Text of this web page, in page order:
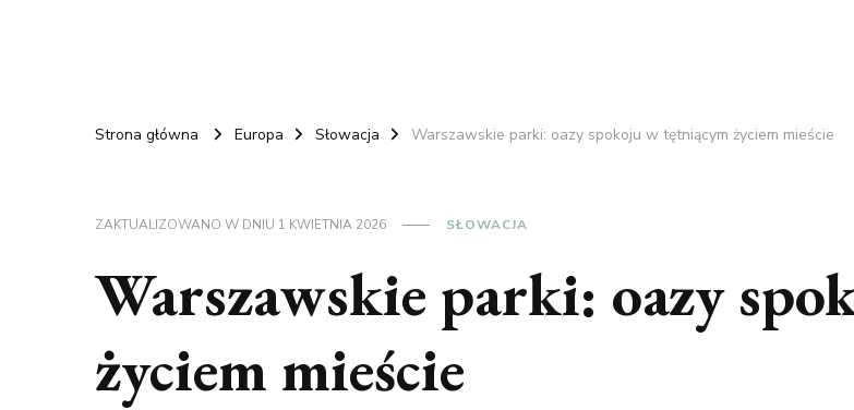
Strona główna Europa Słowacja Warszawskie parki: oazy spokoju w tętniącym życiem mieście
ZAKTUALIZOWANO W DNIU 1 KWIETNIA 2026 SŁOWACJA
Warszawskie parki: oazy
życiem mieście